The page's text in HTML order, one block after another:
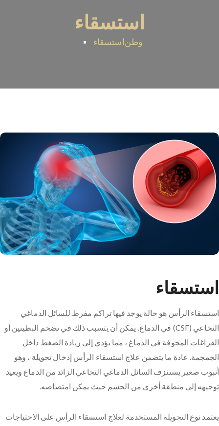
استسقاء
وطناستسقاء
استسقاء
استسقاء الرأس هو حالة يوجد فيها تراكم مفرط للسائل الدماغي
النخاعي (CSF) في الدماغ. يمكن أن يتسبب ذلك في تضخم البطينين أو
الفراغات المجوفة في الدماغ ، مما يؤدي إلى زيادة الضغط داخل
الجمجمة. عادة ما يتضمن علاج استسقاء الرأس إدخال تحويلة ، وهو
أنبوب صغير يستنزف السائل الدماغي النخاعي الزائد من الدماغ ويعيد
توجيهه إلى منطقة أخرى من الجسم حيث يمكن امتصاصه.
يعتمد نوع التحويلة المستخدمة لعلاج استسقاء الرأس على الاحتياجات